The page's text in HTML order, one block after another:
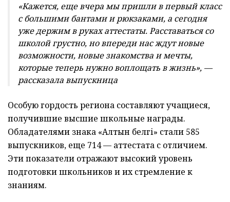
«Кажется, еще вчера мы пришли в первый класс
с большими бантами и рюкзаками, а сегодня
уже держим в руках аттестаты. Расставаться со
школой грустно, но впереди нас ждут новые
возможности, новые знакомства и мечты,
которые теперь нужно воплощать в жизнь», —
рассказала выпускница
Особую гордость региона составляют учащиеся,
получившие высшие школьные награды.
Обладателями знака «Алтын белгі» стали 585
выпускников, еще 714 — аттестата с отличием.
Эти показатели отражают высокий уровень
подготовки школьников и их стремление к
знаниям.